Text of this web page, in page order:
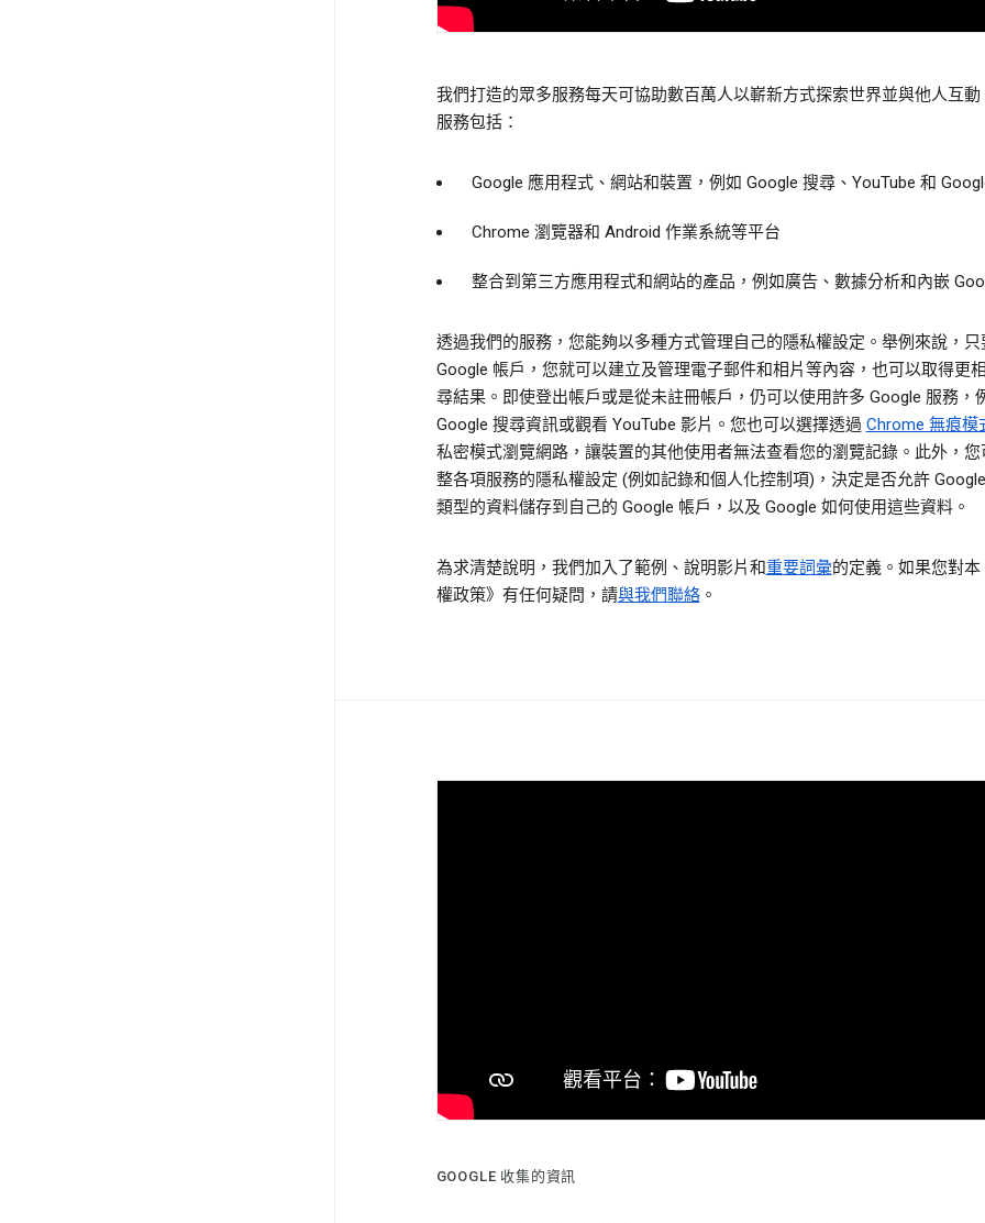
我們打造的眾多服務每天可協助數百萬人以嶄新方式探索世界並與他人互動
服務包括：
Google 應用程式、網站和裝置，例如 Google 搜尋、YouTube 和
Chrome 瀏覽器和 Android 作業系統等平台
整合到第三方應用程式和網站的產品，例如廣告、數據分析和內嵌
透過我們的服務，您能夠以多種方式管理自己的隱私權設定。舉例來說，只
Google 帳戶，您就可以建立及管理電子郵件和相片等內容，也可以取得更
尋結果。即使登出帳戶或是從未註冊帳戶，仍可以使用許多 Google 服務，
Google 搜尋資訊或觀看 YouTube 影片。您也可以選擇透過 Chrome 無痕模
私密模式瀏覽網路，讓裝置的其他使用者無法查看您的瀏覽記錄。此外，您
整各項服務的隱私權設定 (例如記錄和個人化控制項)，決定是否允許
類型的資料儲存到自己的 Google 帳戶，以及 Google 如何使用這些資料。
為求清楚說明，我們加入了範例、說明影片和重要詞彙的定義。如果您對本
權政策》有任何疑問，請與我們聯絡。
GOOGLE 收集的資訊